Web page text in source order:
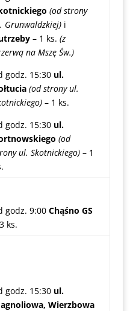
(od strony
Grunwaldzkiej)i
– 1 ks. (z
na Mszę Św.)
godz. 15:30 ul.
(od strony ul.
– 1 ks.
godz. 15:30 ul.
(od
ul. Skotnickiego)– 1
godz. 9:00 Chąśno GS
ks.
godz. 15:30 ul.
Wierzbowa